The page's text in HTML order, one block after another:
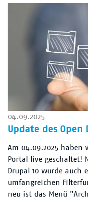
04.09.2025
Update des
Am 04.09.2025 haben
Portal live geschaltet!
Drupal 10 wurde auch
umfangreichen
neu ist das Menü